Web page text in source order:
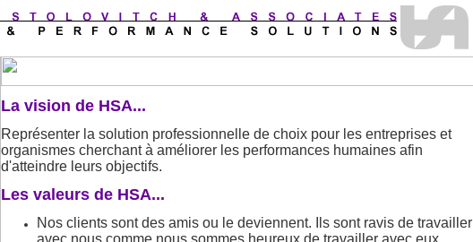
La vision de HSA...
Représenter la solution professionnelle de choix pour les entreprises et
organismes cherchant à améliorer les performances humaines afin
d'atteindre leurs objectifs.
Les valeurs de HSA...
Nos clients sont des amis ou le deviennent. Ils sont ravis de travailler
avec nous comme nous sommes heureux de travailler avec eux.